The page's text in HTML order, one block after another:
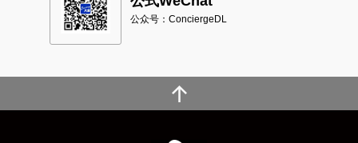
公众号：ConciergeDL